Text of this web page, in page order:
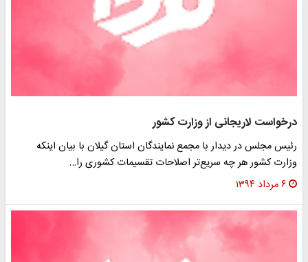
درخواست لاریجانی از وزارت کشور
رئیس مجلس در دیدار با مجمع نمایندگان استان گیلان با بیان اینکه
وزارت کشور هر چه سریع‌تر اصلاحات تقسیمات کشوری را…
۶ مرداد ۱۳۹۴